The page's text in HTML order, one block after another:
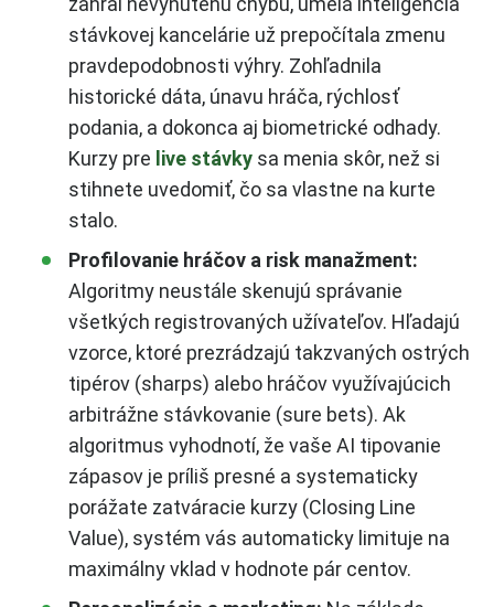
stávkovej kancelárie už prepočítala zmenu
pravdepodobnosti výhry. Zohľadnila
historické dáta, únavu hráča, rýchlosť
podania, a dokonca aj biometrické odhady.
Kurzy pre live stávky sa menia skôr, než si
stihnete uvedomiť, čo sa vlastne na kurte
stalo.
Profilovanie hráčov a risk manažment:
Algoritmy neustále skenujú správanie
všetkých registrovaných užívateľov. Hľadajú
vzorce, ktoré prezrádzajú takzvaných ostrých
tipérov (sharps) alebo hráčov využívajúcich
arbitrážne stávkovanie (sure bets). Ak
algoritmus vyhodnotí, že vaše AI tipovanie
zápasov je príliš presné a systematicky
porážate zatváracie kurzy (Closing Line
Value), systém vás automaticky limituje na
maximálny vklad v hodnote pár centov.